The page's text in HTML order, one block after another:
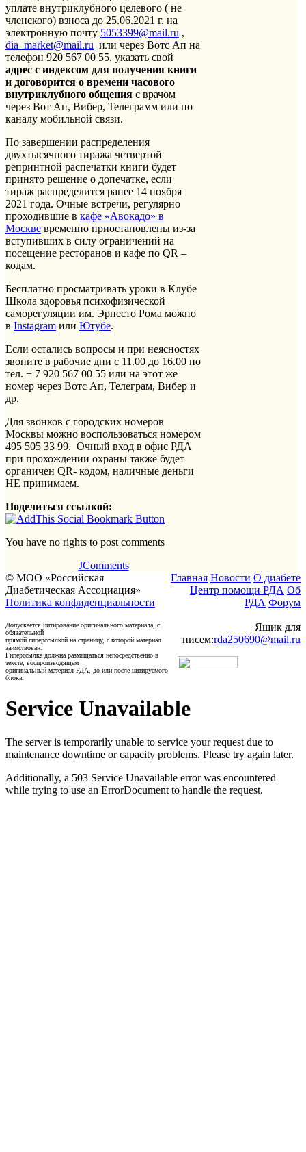
уплате внутриклубного целевого ( не
членского) взноса до 25.06.2021 г. на
электронную почту 5053399@mail.ru ,
dia_market@mail.ru или через Вотс Ап на
телефон 920 567 00 55, указать свой
адрес с индексом для получения книги
и договорится о времени часового
внутриклубного общения с врачом
через Вот Ап, Вибер, Телеграмм или по
каналу мобильной связи.
По завершении распределения
двухтысячного тиража четвертой
репринтной распечатки книги будет
принято решение о допечатке, если
тираж распределится ранее 14 ноября
2021 года. Очные встречи, регулярно
проходившие в кафе «Авокадо» в
Москве временно приостановлены из-за
вступивших в силу ограничений на
посещение ресторанов и кафе по QR –
кодам.
Бесплатно просматривать уроки в Клубе
Школа здоровья психофизической
саморегуляции им. Эрнесто Рома можно
в Instagram или Ютубе.
Если остались вопросы и при неясностях
звоните в рабочие дни с 11.00 до 16.00 по
тел. + 7 920 567 00 55 или на этот же
номер через Вотс Ап, Телеграм, Вибер и
др.
Для звонков с городских номеров
Москвы можно воспользоваться номером
495 505 33 99. Очный вход в офис РДА
при прохождении охраны также будет
органичен QR- кодом, наличные деньги
НЕ принимаем.
Поделиться ссылкой:
You have no rights to post comments
JComments
© МОО «Российская
Диабетическая Ассоциация»
Политика конфиденциальности
Допускается цитирование оригинального материала, с
обязательной
прямой гиперссылкой на страницу, с которой материал
заимствован.
Гиперссылка должна размещаться непосредственно в
тексте, воспроизводящем
оригинальный материал РДА, до или после цитируемого
блока.
Главная Новости О диабете
Центр помощи РДА Об
РДА Форум
Ящик для
писем:rda250690@mail.ru
Service Unavailable
The server is temporarily unable to service your request due to
maintenance downtime or capacity problems. Please try again later.
Additionally, a 503 Service Unavailable error was encountered
while trying to use an ErrorDocument to handle the request.